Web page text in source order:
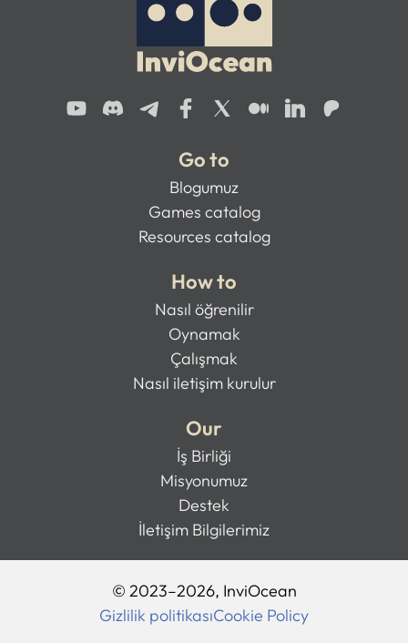
Go to
Blogumuz
Games catalog
Resources catalog
How to
Nasıl öğrenilir
Oynamak
Çalışmak
Nasıl iletişim kurulur
Our
İş Birliği
Misyonumuz
Destek
İletişim Bilgilerimiz
© 2023–2026, InviOcean
Gizlilik politikasıCookie Policy